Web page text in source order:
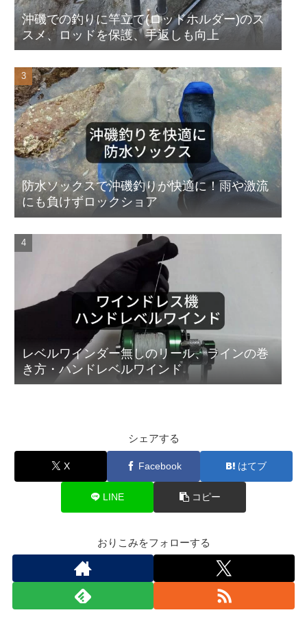
沖磯での釣りに竿立て(ロッドホルダー)のス
スメ、ロッドを保護、手返しも向上
防水ソックスで沖磯釣りが快適に！雨や激流
にも負けずロックショア
レベルワインダー無しのリール、ラインの巻
き方・ハンドレベルワインド
シェアする
X Facebook はてブ
LINE コピー
おりこみをフォローする